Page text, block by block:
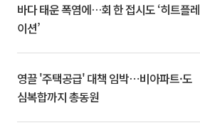
바다 태운 폭염에…회 한 접시도 ‘히트플레
이션’
영끌 '주택공급' 대책 임박⋯비아파트·도
심복합까지 총동원